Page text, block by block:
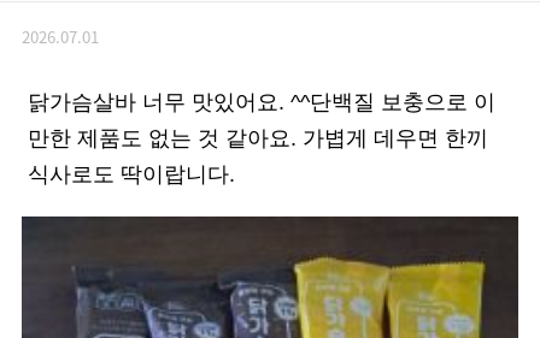
2026.07.01
닭가슴살바 너무 맛있어요. ^^단백질 보충으로 이
만한 제품도 없는 것 같아요. 가볍게 데우면 한끼
식사로도 딱이랍니다.